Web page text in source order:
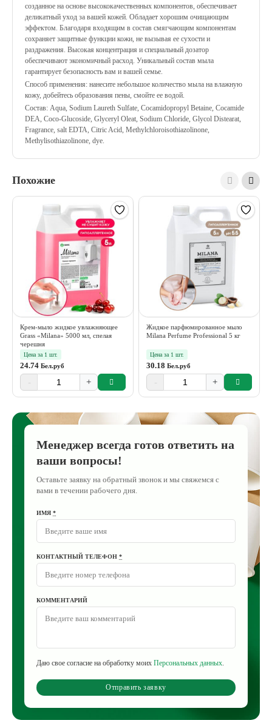
созданное на основе высококачественных компонентов, обеспечивает
деликатный уход за вашей кожей. Обладает хорошим очищающим
эффектом. Благодаря входящим в состав смягчающим компонентам
сохраняет защитные функции кожи, не вызывая ее сухости и
раздражения. Высокая концентрация и специальный дозатор
обеспечивают экономичный расход. Уникальный состав мыла
гарантирует безопасность вам и вашей семье.
Способ применения: нанесите небольшое количество мыла на влажную
кожу, добейтесь образования пены, смойте ее водой.
Состав: Aqua, Sodium Laureth Sulfate, Cocamidopropyl Betaine, Cocamide
DEA, Coco-Glucoside, Glyceryl Oleat, Sodium Chloride, Glycol Distearat,
Fragrance, salt EDTA, Citric Acid, Methylchloroisothiazolinone,
Methylisothiazolinone, dye.
Похожие
Крем-мыло жидкое увлажняющее
Grass «Milana» 5000 мл, спелая
черешня
Цена за 1 шт.
24.74 Бел.руб
- +
Жидкое парфюмированное мыло
Milana Perfume Professional 5 кг
Цена за 1 шт.
30.18 Бел.руб
- +
Менеджер всегда готов ответить на
ваши вопросы!
Оставьте заявку на обратный звонок и мы свяжемся с
вами в течении рабочего дня.
ИМЯ *
КОНТАКТНЫЙ ТЕЛЕФОН *
КОММЕНТАРИЙ
Даю свое согласие на обработку моих Персональных данных.
Отправить заявку